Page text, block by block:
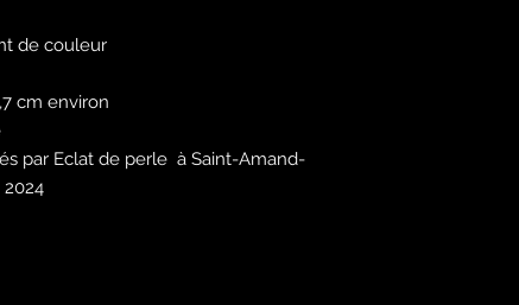
de couleur
cm environ
par Eclat de perle à Saint-Amand-